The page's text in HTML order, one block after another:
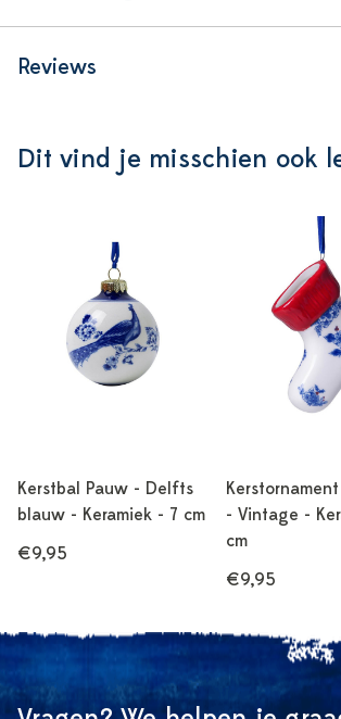
Reviews
Dit vind je misschien ook
Kerstbal Pauw - Delfts
blauw - Keramiek - 7 cm
€9,95
- Vintage -
cm
€9,95